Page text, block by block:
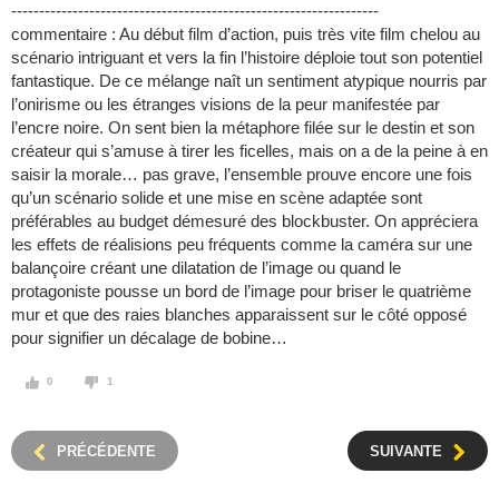
------------------------------------------------------------------
commentaire : Au début film d’action, puis très vite film chelou au
scénario intriguant et vers la fin l’histoire déploie tout son potentiel
fantastique. De ce mélange naît un sentiment atypique nourris par
l’onirisme ou les étranges visions de la peur manifestée par
l’encre noire. On sent bien la métaphore filée sur le destin et son
créateur qui s’amuse à tirer les ficelles, mais on a de la peine à en
saisir la morale… pas grave, l’ensemble prouve encore une fois
qu’un scénario solide et une mise en scène adaptée sont
préférables au budget démesuré des blockbuster. On appréciera
les effets de réalisions peu fréquents comme la caméra sur une
balançoire créant une dilatation de l’image ou quand le
protagoniste pousse un bord de l’image pour briser le quatrième
mur et que des raies blanches apparaissent sur le côté opposé
pour signifier un décalage de bobine…
0 1
PRÉCÉDENTE SUIVANTE